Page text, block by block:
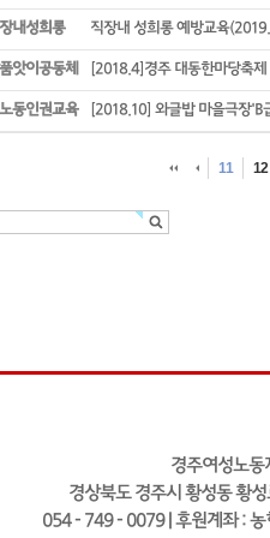
내성희롱 직장내 성희롱 예방교육
앗이공동체 [2018.4]경주 대동한마당축
동인권교육 [2018.10] 와글밥 마을극장'B
11 12
경주여성노동
경상북도 경주시 황성동 황
054 - 749 - 0079 | 후원계좌 :